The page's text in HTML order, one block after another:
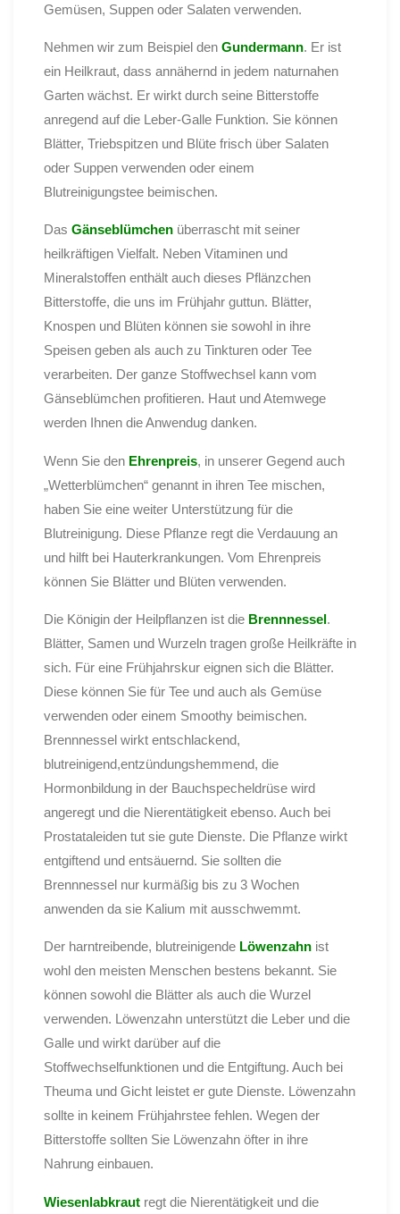
Gemüsen, Suppen oder Salaten verwenden.
Nehmen wir zum Beispiel den Gundermann. Er ist
ein Heilkraut, dass annähernd in jedem naturnahen
Garten wächst. Er wirkt durch seine Bitterstoffe
anregend auf die Leber-Galle Funktion. Sie können
Blätter, Triebspitzen und Blüte frisch über Salaten
oder Suppen verwenden oder einem
Blutreinigungstee beimischen.
Das Gänseblümchen überrascht mit seiner
heilkräftigen Vielfalt. Neben Vitaminen und
Mineralstoffen enthält auch dieses Pflänzchen
Bitterstoffe, die uns im Frühjahr guttun. Blätter,
Knospen und Blüten können sie sowohl in ihre
Speisen geben als auch zu Tinkturen oder Tee
verarbeiten. Der ganze Stoffwechsel kann vom
Gänseblümchen profitieren. Haut und Atemwege
werden Ihnen die Anwendug danken.
Wenn Sie den Ehrenpreis, in unserer Gegend auch
„Wetterblümchen“ genannt in ihren Tee mischen,
haben Sie eine weiter Unterstützung für die
Blutreinigung. Diese Pflanze regt die Verdauung an
und hilft bei Hauterkrankungen. Vom Ehrenpreis
können Sie Blätter und Blüten verwenden.
Die Königin der Heilpflanzen ist die Brennnessel.
Blätter, Samen und Wurzeln tragen große Heilkräfte in
sich. Für eine Frühjahrskur eignen sich die Blätter.
Diese können Sie für Tee und auch als Gemüse
verwenden oder einem Smoothy beimischen.
Brennnessel wirkt entschlackend,
blutreinigend,entzündungshemmend, die
Hormonbildung in der Bauchspecheldrüse wird
angeregt und die Nierentätigkeit ebenso. Auch bei
Prostataleiden tut sie gute Dienste. Die Pflanze wirkt
entgiftend und entsäuernd. Sie sollten die
Brennnessel nur kurmäßig bis zu 3 Wochen
anwenden da sie Kalium mit ausschwemmt.
Der harntreibende, blutreinigende Löwenzahn ist
wohl den meisten Menschen bestens bekannt. Sie
können sowohl die Blätter als auch die Wurzel
verwenden. Löwenzahn unterstützt die Leber und die
Galle und wirkt darüber auf die
Stoffwechselfunktionen und die Entgiftung. Auch bei
Theuma und Gicht leistet er gute Dienste. Löwenzahn
sollte in keinem Frühjahrstee fehlen. Wegen der
Bitterstoffe sollten Sie Löwenzahn öfter in ihre
Nahrung einbauen.
Wiesenlabkraut regt die Nierentätigkeit und die